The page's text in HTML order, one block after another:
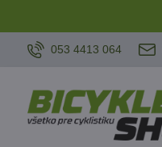
053 4413 064